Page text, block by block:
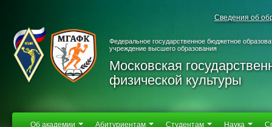
Сведения об
Федеральное государственное бюджетное
учреждение высшего образования
Московская
физической культуры
Об академии Абитуриентам Студентам Наука